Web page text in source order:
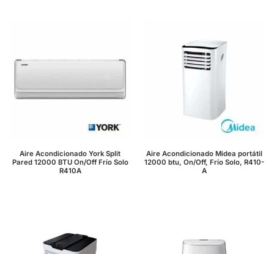
Aire Acondicionado York Split
Pared 12000 BTU On/Off Frío Solo
R410A
Aire Acondicionado Midea portátil
12000 btu, On/Off, Frío Solo, R410-
A